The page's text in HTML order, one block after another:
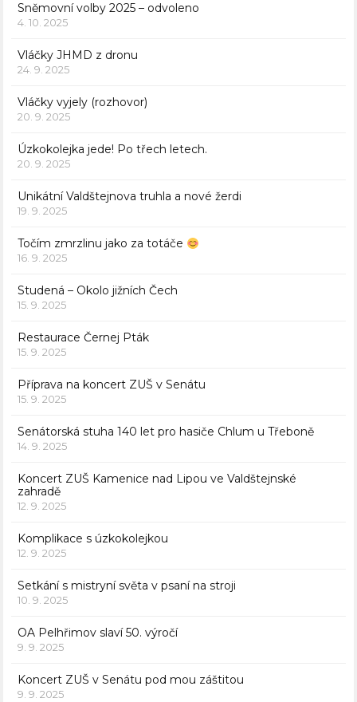
Sněmovní volby 2025 – odvoleno
4. 10. 2025
Vláčky JHMD z dronu
24. 9. 2025
Vláčky vyjely (rozhovor)
20. 9. 2025
Úzkokolejka jede! Po třech letech.
20. 9. 2025
Unikátní Valdštejnova truhla a nové žerdi
19. 9. 2025
Točím zmrzlinu jako za totáče
16. 9. 2025
Studená – Okolo jižních Čech
15. 9. 2025
Restaurace Černej Pták
15. 9. 2025
Příprava na koncert ZUŠ v Senátu
15. 9. 2025
Senátorská stuha 140 let pro hasiče Chlum u Třeboně
14. 9. 2025
Koncert ZUŠ Kamenice nad Lipou ve Valdštejnské
zahradě
12. 9. 2025
Komplikace s úzkokolejkou
12. 9. 2025
Setkání s mistryní světa v psaní na stroji
10. 9. 2025
OA Pelhřimov slaví 50. výročí
9. 9. 2025
Koncert ZUŠ v Senátu pod mou záštitou
9. 9. 2025